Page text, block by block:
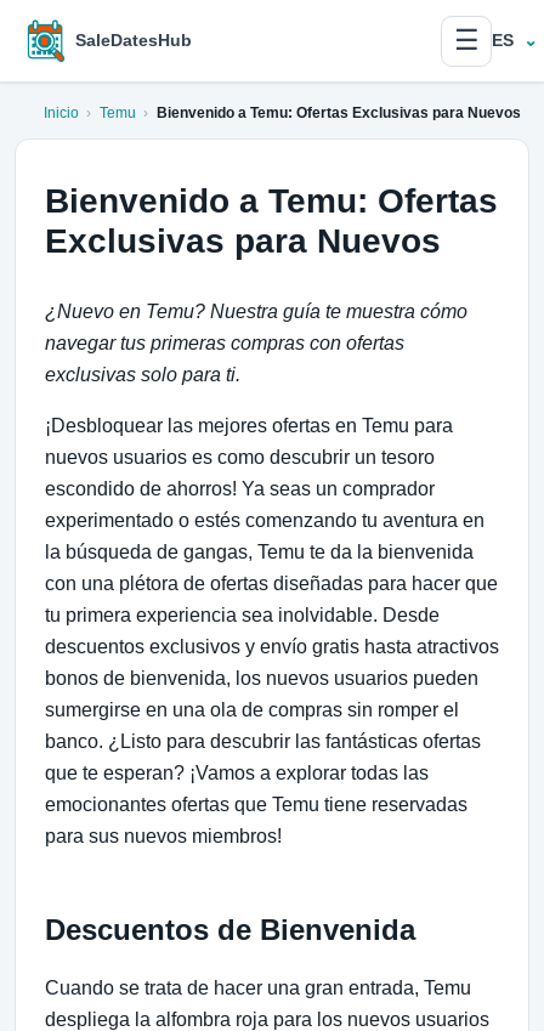
SaleDatesHub ☰ ES
Inicio › Temu › Bienvenido a Temu: Ofertas Exclusivas para Nuevos
Bienvenido a Temu: Ofertas
Exclusivas para Nuevos
¿Nuevo en Temu? Nuestra guía te muestra cómo
navegar tus primeras compras con ofertas
exclusivas solo para ti.
¡Desbloquear las mejores ofertas en Temu para
nuevos usuarios es como descubrir un tesoro
escondido de ahorros! Ya seas un comprador
experimentado o estés comenzando tu aventura en
la búsqueda de gangas, Temu te da la bienvenida
con una plétora de ofertas diseñadas para hacer que
tu primera experiencia sea inolvidable. Desde
descuentos exclusivos y envío gratis hasta atractivos
bonos de bienvenida, los nuevos usuarios pueden
sumergirse en una ola de compras sin romper el
banco. ¿Listo para descubrir las fantásticas ofertas
que te esperan? ¡Vamos a explorar todas las
emocionantes ofertas que Temu tiene reservadas
para sus nuevos miembros!
Descuentos de Bienvenida
Cuando se trata de hacer una gran entrada, Temu
despliega la alfombra roja para los nuevos usuarios